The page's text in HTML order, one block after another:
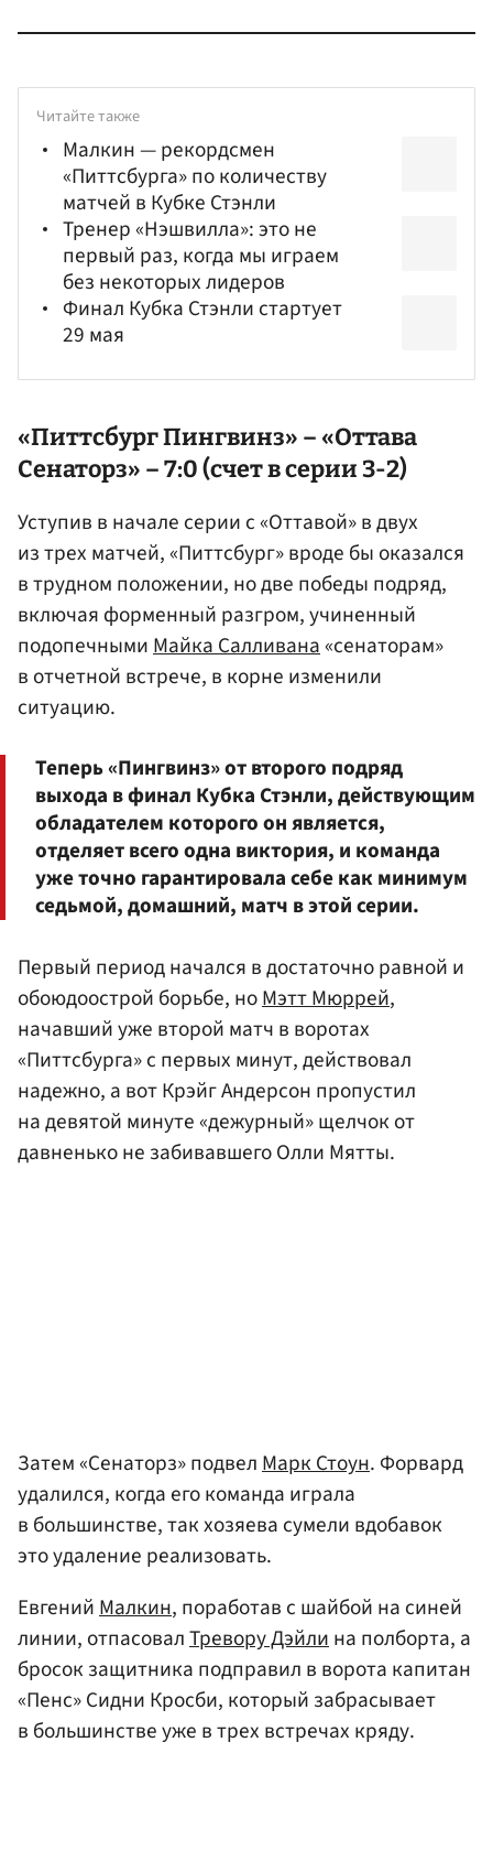
Читайте также
Малкин — рекордсмен
«Питтсбурга» по количеству
матчей в Кубке Стэнли
Тренер «Нэшвилла»: это не
первый раз, когда мы играем
без некоторых лидеров
Финал Кубка Стэнли стартует
29 мая
«Питтсбург Пингвинз» – «Оттава
Сенаторз» – 7:0 (счет в серии 3-2)
Уступив в начале серии с «Оттавой» в двух
из трех матчей, «Питтсбург» вроде бы оказался
в трудном положении, но две победы подряд,
включая форменный разгром, учиненный
подопечнымиМайка Салливана«сенаторам»
в отчетной встрече, в корне изменили
ситуацию.
Теперь «Пингвинз» от второго подряд
выхода в финал Кубка Стэнли, действующим
обладателем которого он является,
отделяет всего одна виктория, и команда
уже точно гарантировала себе как минимум
седьмой, домашний, матч в этой серии.
Первый период начался в достаточно равной и
обоюдоострой борьбе, ноМэтт Мюррей,
начавший уже второй матч в воротах
«Питтсбурга» с первых минут, действовал
надежно, а вот Крэйг Андерсон пропустил
на девятой минуте «дежурный» щелчок от
давненько не забивавшего Олли Мятты.
Затем «Сенаторз» подвелМарк Стоун. Форвард
удалился, когда его команда играла
в большинстве, так хозяева сумели вдобавок
это удаление реализовать.
ЕвгенийМалкин, поработав с шайбой на синей
линии, отпасовалТревору Дэйлина полборта, а
бросок защитника подправил в ворота капитан
«Пенс» Сидни Кросби, который забрасывает
в большинстве уже в трех встречах кряду.